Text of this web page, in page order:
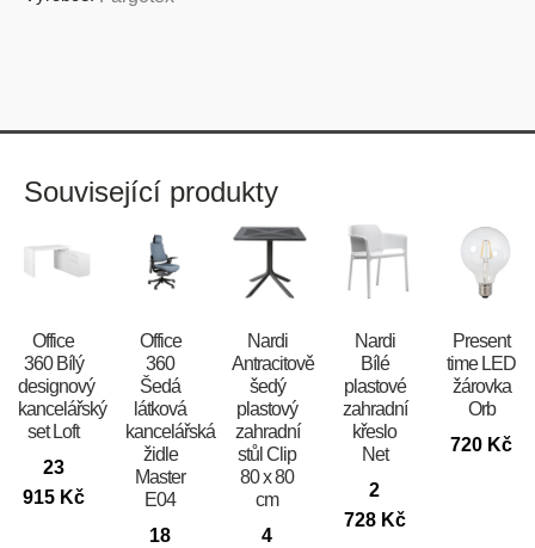
Související produkty
Office
360 Bílý
designový
kancelářský
set Loft
23
915 Kč
Office
360
Šedá
látková
kancelářská
židle
Master
E04
18
Nardi
Antracitově
šedý
plastový
zahradní
stůl Clip
80 x 80
cm
4
Nardi
Bílé
plastové
zahradní
křeslo
Net
2
728 Kč
Present
time LED
žárovka
Orb
720 Kč